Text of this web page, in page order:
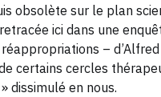
obsolète sur le plan
ici dans une
–
certains cercles
dissimulé en nous.